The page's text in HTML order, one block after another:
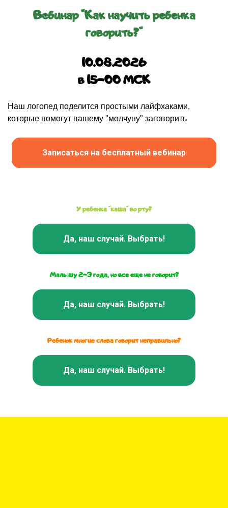
Вебинар "Как научить ребенка
говорить?"
10.08.2026
в 15-00 МСК
Наш логопед поделится простыми лайфхаками,
которые помогут вашему "молчуну" заговорить
Записаться на бесплатный вебинар
У ребенка "каша" во рту?
Да, наш случай. Выбрать!
Малышу 2-3 года, новсееще не говорит?
Да, наш случай. Выбрать!
Ребенок многие слова говорит неправильно?
Да, наш случай. Выбрать!